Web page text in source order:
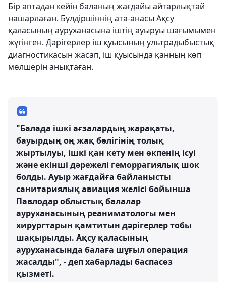
Бір аптадан кейін баланың жағдайы айтарлықтай
нашарлаған. Бүлдіршіннің ата-анасы Ақсу
қаласының ауруханасына іштің ауыруы шағымымен
жүгінген. Дәрігерлер іш қуысының ультрадыбыстық
диагностикасын жасап, іш қуысында қанның көп
мөлшерін анықтаған.
"Балада ішкі ағзалардың жарақаты,
бауырдың оң жақ бөлігінің толық
жыртылуы, ішкі қан кету мен өкпенің ісуі
және екінші дәрежелі геморрагиялық шок
болды. Ауыр жағдайға байланысты
санитариялық авиация желісі бойынша
Павлодар облыстық балалар
ауруханасының реаниматологы мен
хирургтарын қамтитын дәрігерлер тобы
шақырылды. Ақсу қаласының
ауруханасында балаға шұғыл операция
жасалды", - деп хабарлады баспасөз
қызметі.